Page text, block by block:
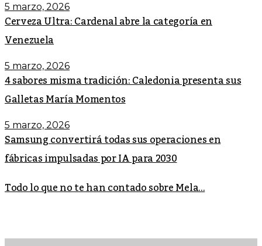
5 marzo, 2026
Cerveza Ultra: Cardenal abre la categoría en
Venezuela
5 marzo, 2026
4 sabores misma tradición: Caledonia presenta sus
Galletas María Momentos
5 marzo, 2026
Samsung convertirá todas sus operaciones en
fábricas impulsadas por IA para 2030
Todo lo que no te han contado sobre Mela...